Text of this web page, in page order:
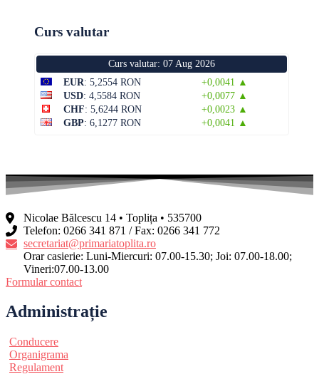
Curs valutar
Curs valutar: 07 Aug 2026
EUR: 5,2554 RON
+0,0041 ▲
USD: 4,5584 RON
+0,0077 ▲
CHF: 5,6244 RON
+0,0023 ▲
GBP: 6,1277 RON +0,0041 ▲
Nicolae Bălcescu 14 • Toplița • 535700
Telefon: 0266 341 871 / Fax: 0266 341 772
secretariat@primariatoplita.ro
Orar casierie: Luni-Miercuri: 07.00-15.30; Joi: 07.00-18.00;
Vineri:07.00-13.00
Formular contact
Administrație
Conducere
Organigrama
Regulament